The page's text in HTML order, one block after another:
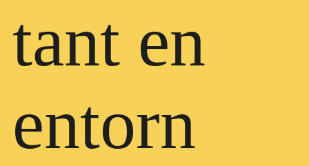
tant en
entorn